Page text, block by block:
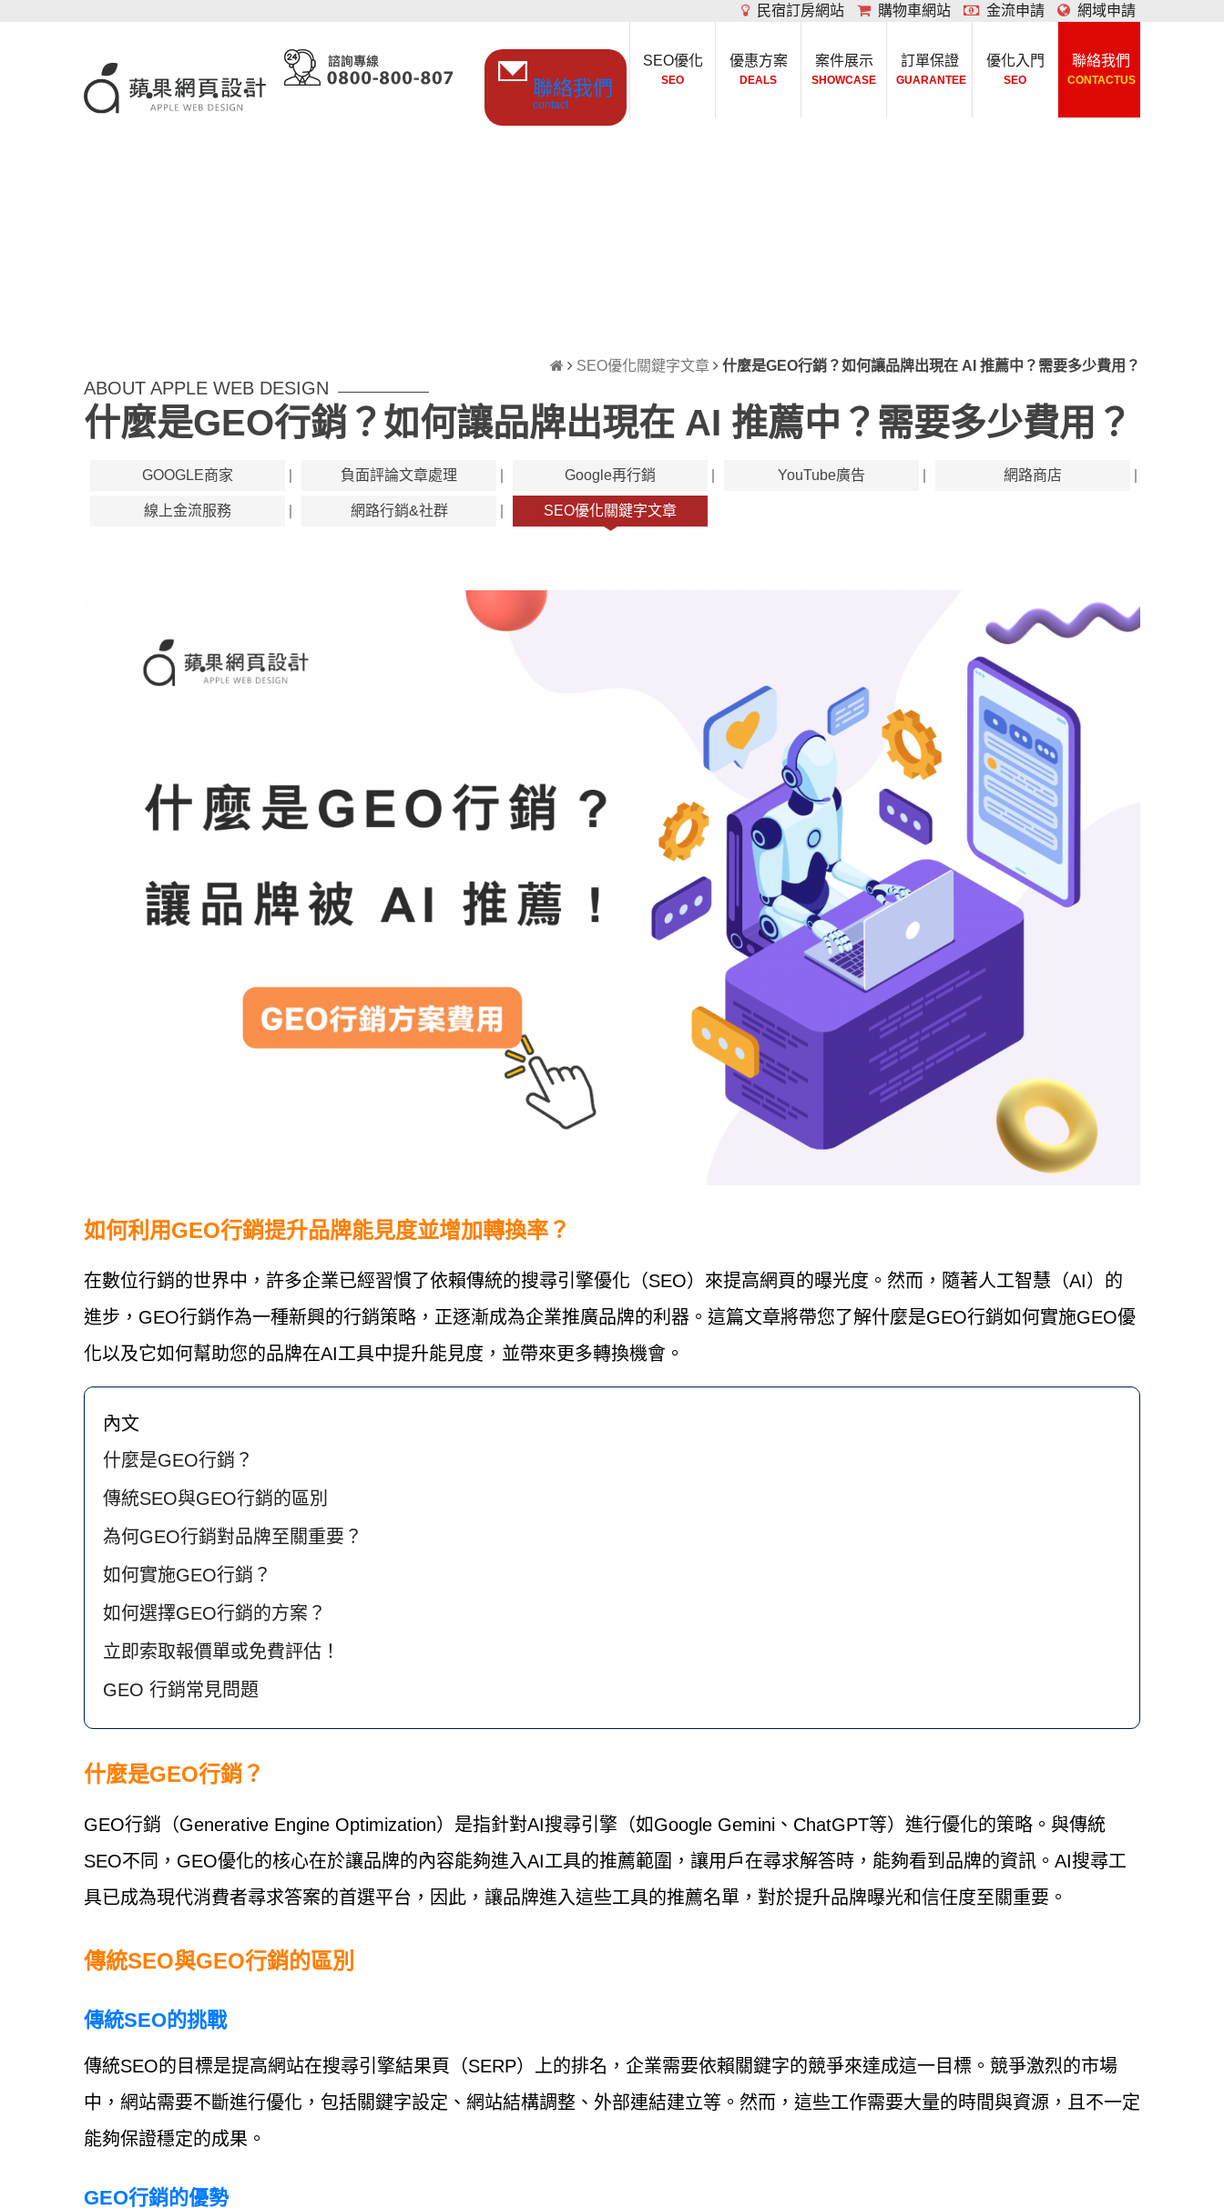
民宿訂房網站 購物車網站 金流申請 網域申請
聯絡我們
contact
SEO優化
SEO
優惠方案
DEALS
案件展示
SHOWCASE
訂單保證
GUARANTEE
優化入門
SEO
聯絡我們
CONTACTUS
SEO優化關鍵字文章 什麼是GEO行銷？如何讓品牌出現在 AI 推薦中？需要多少費用？
ABOUT APPLE WEB DESIGN
什麼是GEO行銷？如何讓品牌出現在 AI 推薦中？需要多少費用？
GOOGLE商家 負面評論文章處理 Google再行銷 YouTube廣告 網路商店
線上金流服務 網路行銷&社群 SEO優化關鍵字文章
如何利用GEO行銷提升品牌能見度並增加轉換率？
在數位行銷的世界中，許多企業已經習慣了依賴傳統的搜尋引擎優化（SEO）來提高網頁的曝光度。然而，隨著人工智慧（AI）的
進步，GEO行銷作為一種新興的行銷策略，正逐漸成為企業推廣品牌的利器。這篇文章將帶您了解什麼是GEO行銷如何實施GEO優
化以及它如何幫助您的品牌在AI工具中提升能見度，並帶來更多轉換機會。
內文
什麼是GEO行銷？
傳統SEO與GEO行銷的區別
為何GEO行銷對品牌至關重要？
如何實施GEO行銷？
如何選擇GEO行銷的方案？
立即索取報價單或免費評估！
GEO 行銷常見問題
什麼是GEO行銷？
GEO行銷（Generative Engine Optimization）是指針對AI搜尋引擎（如Google Gemini、ChatGPT等）進行優化的策略。與傳統
SEO不同，GEO優化的核心在於讓品牌的內容能夠進入AI工具的推薦範圍，讓用戶在尋求解答時，能夠看到品牌的資訊。AI搜尋工
具已成為現代消費者尋求答案的首選平台，因此，讓品牌進入這些工具的推薦名單，對於提升品牌曝光和信任度至關重要。
傳統SEO與GEO行銷的區別
傳統SEO的挑戰
傳統SEO的目標是提高網站在搜尋引擎結果頁（SERP）上的排名，企業需要依賴關鍵字的競爭來達成這一目標。競爭激烈的市場
中，網站需要不斷進行優化，包括關鍵字設定、網站結構調整、外部連結建立等。然而，這些工作需要大量的時間與資源，且不一定
能夠保證穩定的成果。
GEO行銷的優勢